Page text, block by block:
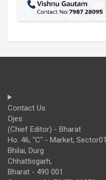
Contact Us:
Ojes
(Chief Editor) - Bharat
Ho: 46, "C" - Market, Sector01
Bhilai, Durg
Chhattisgarh,
Bharat - 490 001